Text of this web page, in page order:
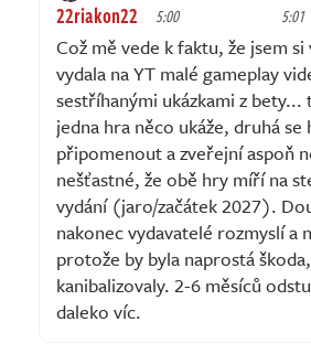
22riakon22
5:00
5:01
Což mě vede k faktu, že jsem si
vydala na YT malé gameplay
sestříhanými ukázkami z bety...
jedna hra něco ukáže, druhá se
připomenout a zveřejní aspoň
nešťastné, že obě hry míří na
vydání (jaro/začátek 2027).
nakonec vydavatelé rozmyslí a
protože by byla naprostá
kanibalizovaly. 2-6 měsíců
daleko víc.